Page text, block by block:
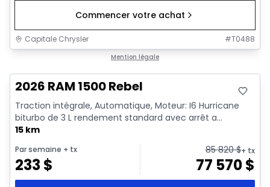
Commencer votre achat
Capitale Chrysler #T0488
Mention légale
2026 RAM 1500 Rebel
Traction intégrale, Automatique, Moteur: I6 Hurricane
biturbo de 3 L rendement standard avec arrêt a...
15 km
Par semaine + tx
233$
85 820$+ tx
77 570$